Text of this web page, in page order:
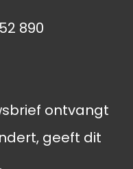
890
ontvangt
geeft dit